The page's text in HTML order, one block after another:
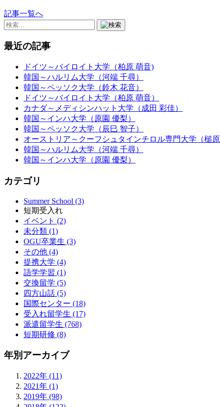
記事一覧へ
最近の記事
ドイツ～バイロイト大学（柏原 萌音)
韓国～ハルリム大学（河端 千尋）
韓国～ペッソク大学（鈴木 花音）
ドイツ～バイロイト大学（柏原 萌音）
カナダ～メディシンハット大学（成田 彩佳）
韓国～インハ大学（原園 優梨）
韓国～ペッソク大学（辰巳 智子）
オーストリア～クーフシュタインチロル専門大学（槌
韓国～ハルリム大学（河端 千尋）
韓国～インハ大学（原園 優梨）
カテゴリ
Summer School (3)
短期受入れ
イベント (2)
未分類 (1)
OGU卒業生 (3)
その他 (4)
提携大学 (4)
語学学習 (1)
交換留学 (5)
四方山話 (5)
国際センター (18)
受入れ留学生 (17)
派遣留学生 (768)
短期研修 (8)
年別アーカイブ
2022年 (11)
2021年 (1)
2019年 (98)